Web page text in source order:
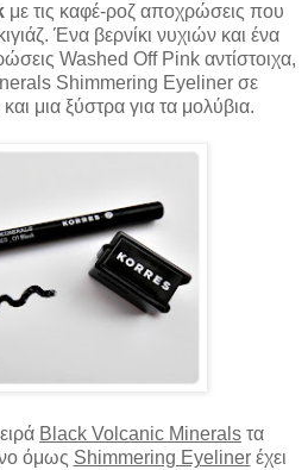
με τις καφέ-ροζ αποχρώσεις που
Ένα βερνίκι νυχιών και ένα
Washed Off Pink αντίστοιχα,
Shimmering Eyeliner σε
μια ξύστρα για τα μολύβια.
Black Volcanic Minerals τα
όμως Shimmering Eyelinerέχει